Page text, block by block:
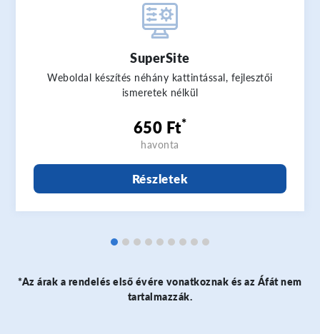
SuperSite
Weboldal készítés néhány kattintással, fejlesztői
ismeretek nélkül
650 Ft*
havonta
Részletek
*Az árak a rendelés első évére vonatkoznak és az Áfát nem
tartalmazzák.